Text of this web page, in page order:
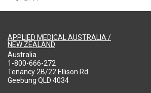
APPLIED MEDICAL AUSTRALIA /
NEW ZEALAND
Australia
1-800-666-272
Tenancy 2B/22 Ellison Rd
Geebung QLD 4034